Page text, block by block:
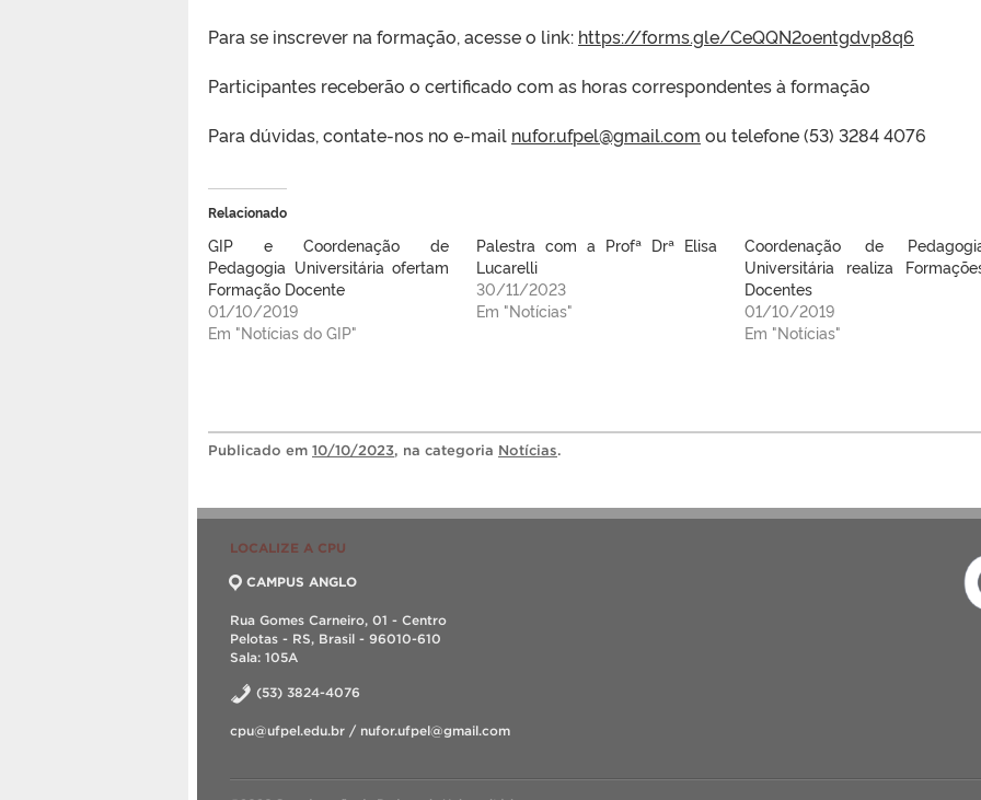
Para se inscrever na formação, acesse o link: https://forms.gle/CeQQN2oentgdvp8q6
Participantes receberão o certificado com as horas correspondentes à formação
Para dúvidas, contate-nos no e-mail nufor.ufpel@gmail.com ou telefone (53) 3284 4076
Relacionado
GIP e Coordenação de
Pedagogia Universitária ofertam
Formação Docente
01/10/2019
Em "Notícias do GIP"
Palestra com a Profª Drª Elisa
Lucarelli
30/11/2023
Em "Notícias"
Coordenação de
Universitária realiza
Docentes
01/10/2019
Em "Notícias"
Publicado em 10/10/2023, na categoria Notícias.
LOCALIZE A CPU
CAMPUS ANGLO
Rua Gomes Carneiro, 01 - Centro
Pelotas - RS, Brasil - 96010-610
Sala: 105A
(53) 3824-4076
cpu@ufpel.edu.br / nufor.ufpel@gmail.com